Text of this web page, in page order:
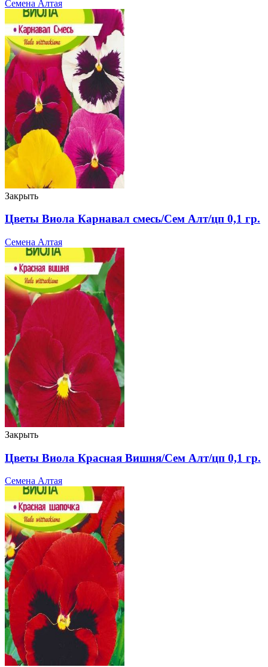
Семена Алтая
Закрыть
Цветы Виола Карнавал смесь/Сем Алт/цп 0,1 гр.
Семена Алтая
Закрыть
Цветы Виола Красная Вишня/Сем Алт/цп 0,1 гр.
Семена Алтая